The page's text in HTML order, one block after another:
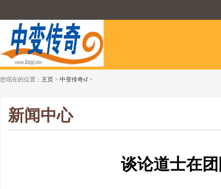
您现在的位置： 主页 > 中变传奇sf >
新闻中心
谈论道士在